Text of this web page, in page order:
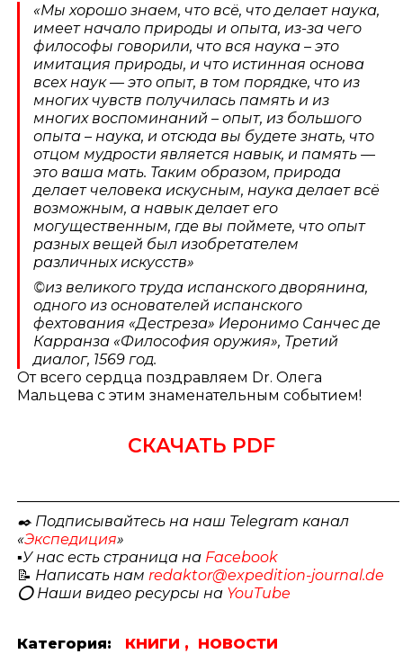
«Мы хорошо знаем, что всё, что делает наука,
имеет начало природы и опыта, из-за чего
философы говорили, что вся наука – это
имитация природы, и что истинная основа
всех наук — это опыт, в том порядке, что из
многих чувств получилась память и из
многих воспоминаний – опыт, из большого
опыта – наука, и отсюда вы будете знать, что
отцом мудрости является навык, и память —
это ваша мать. Таким образом, природа
делает человека искусным, наука делает всё
возможным, а навык делает его
могущественным, где вы поймете, что опыт
разных вещей был изобретателем
различных искусств»
©️из великого труда испанского дворянина,
одного из основателей испанского
фехтования «Дестреза» Иеронимо Санчес де
Карранза «Философия оружия», Третий
диалог, 1569 год.
От всего сердца поздравляем Dr. Олега
Мальцева с этим знаменательным событием!
СКАЧАТЬ PDF
✒️ Подписывайтесь на наш Telegram канал
«Экспедиция»
▪️У нас есть страница на Facebook
📝 Написать намredaktor@expedition-journal.de
⭕️ Наши видео ресурсы на YouTube
Категория: КНИГИ ,
НОВОСТИ